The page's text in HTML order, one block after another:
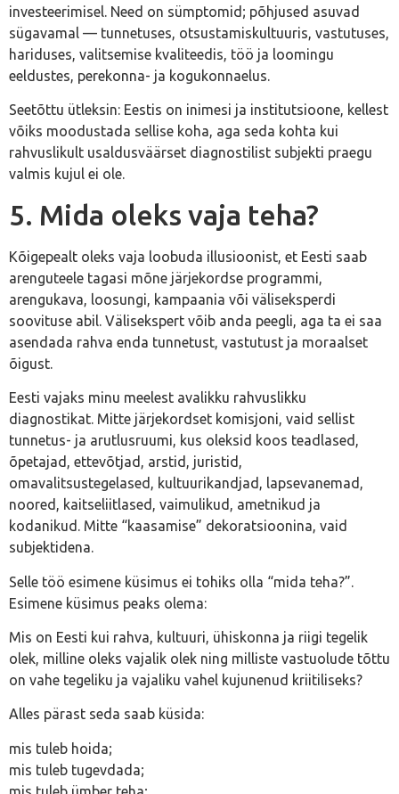
investeerimisel. Need on sümptomid; põhjused asuvad
sügavamal — tunnetuses, otsustamiskultuuris, vastutuses,
hariduses, valitsemise kvaliteedis, töö ja loomingu
eeldustes, perekonna- ja kogukonnaelus.
Seetõttu ütleksin: Eestis on inimesi ja institutsioone, kellest
võiks moodustada sellise koha, aga seda kohta kui
rahvuslikult usaldusväärset diagnostilist subjekti praegu
valmis kujul ei ole.
5. Mida oleks vaja teha?
Kõigepealt oleks vaja loobuda illusioonist, et Eesti saab
arenguteele tagasi mõne järjekordse programmi,
arengukava, loosungi, kampaania või väliseksperdi
soovituse abil. Välisekspert võib anda peegli, aga ta ei saa
asendada rahva enda tunnetust, vastutust ja moraalset
õigust.
Eesti vajaks minu meelest avalikku rahvuslikku
diagnostikat. Mitte järjekordset komisjoni, vaid sellist
tunnetus- ja arutlusruumi, kus oleksid koos teadlased,
õpetajad, ettevõtjad, arstid, juristid,
omavalitsustegelased, kultuurikandjad, lapsevanemad,
noored, kaitseliitlased, vaimulikud, ametnikud ja
kodanikud. Mitte “kaasamise” dekoratsioonina, vaid
subjektidena.
Selle töö esimene küsimus ei tohiks olla “mida teha?”.
Esimene küsimus peaks olema:
Mis on Eesti kui rahva, kultuuri, ühiskonna ja riigi tegelik
olek, milline oleks vajalik olek ning milliste vastuolude tõttu
on vahe tegeliku ja vajaliku vahel kujunenud kriitiliseks?
Alles pärast seda saab küsida:
mis tuleb hoida;
mis tuleb tugevdada;